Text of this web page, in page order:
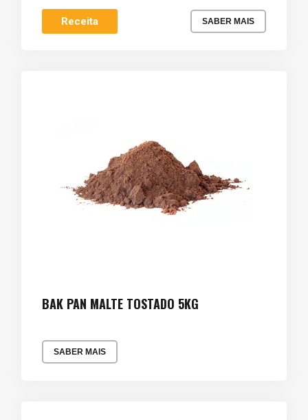
Receita SABER MAIS
BAK PAN MALTE TOSTADO 5KG
SABER MAIS